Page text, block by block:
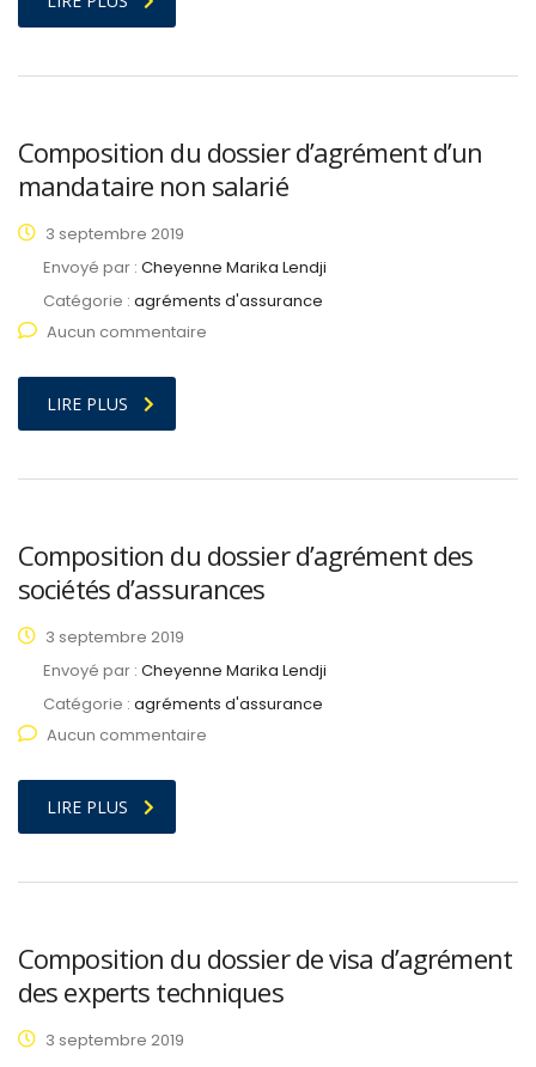
Composition du dossier d’agrément d’un
mandataire non salarié
3 septembre 2019
Envoyé par : Cheyenne Marika Lendji
Catégorie : agréments d'assurance
Aucun commentaire
LIRE PLUS
Composition du dossier d’agrément des
sociétés d’assurances
3 septembre 2019
Envoyé par : Cheyenne Marika Lendji
Catégorie : agréments d'assurance
Aucun commentaire
LIRE PLUS
Composition du dossier de visa d’agrément
des experts techniques
3 septembre 2019